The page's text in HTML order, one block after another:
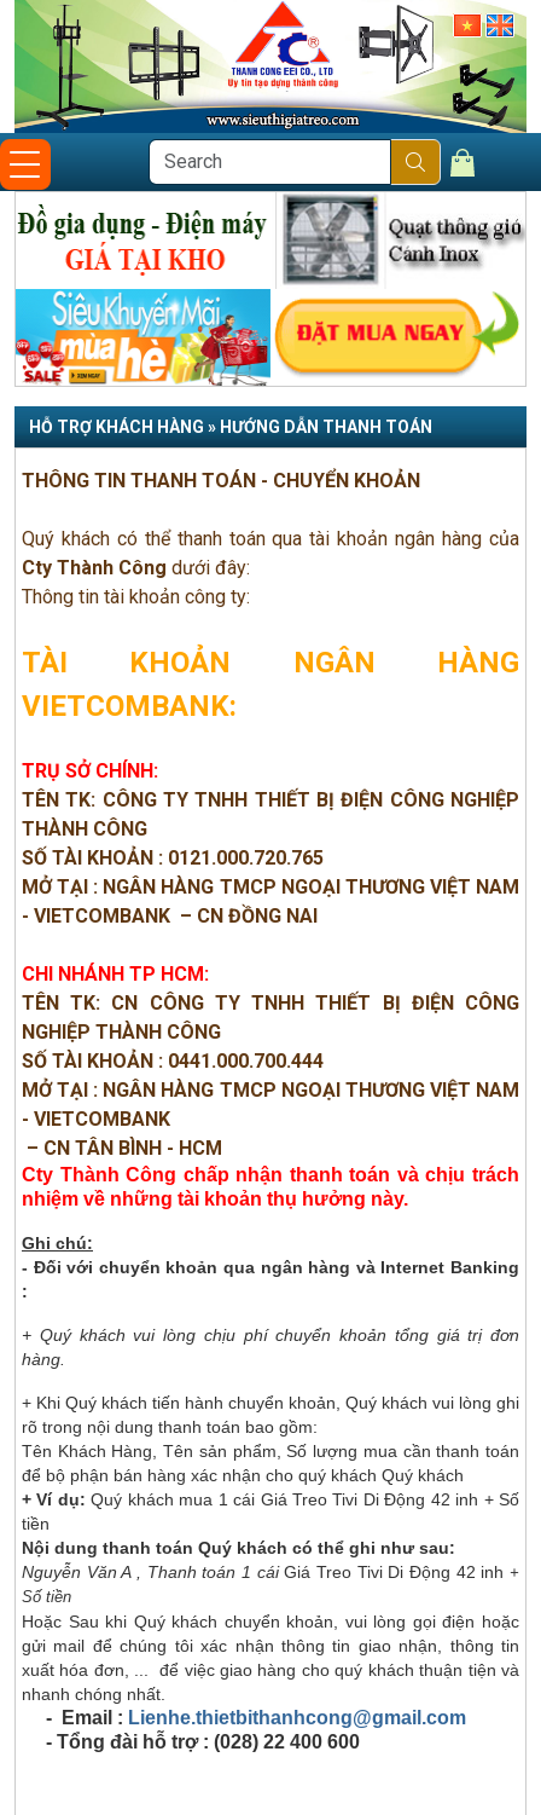
HỖ TRỢ KHÁCH HÀNG » HƯỚNG DẪN THANH TOÁN
THÔNG TIN THANH TOÁN - CHUYỂN KHOẢN
Quý khách có thể thanh toán qua tài khoản ngân hàng của
Cty Thành Công dưới đây:
Thông tin tài khoản công ty:
TÀI KHOẢN NGÂN HÀNG
VIETCOMBANK:
TRỤ SỞ CHÍNH:
TÊN TK: CÔNG TY TNHH THIẾT BỊ ĐIỆN CÔNG NGHIỆP
THÀNH CÔNG
SỐ TÀI KHOẢN : 0121.000.720.765
MỞ TẠI : NGÂN HÀNG TMCP NGOẠI THƯƠNG VIỆT NAM
- VIETCOMBANK – CN ĐỒNG NAI
​CHI NHÁNH TP HCM:
TÊN TK: CN CÔNG TY TNHH THIẾT BỊ ĐIỆN CÔNG
NGHIỆP THÀNH CÔNG
SỐ TÀI KHOẢN : 0441.000.700.444
MỞ TẠI : NGÂN HÀNG TMCP NGOẠI THƯƠNG VIỆT NAM
- VIETCOMBANK
– CN TÂN BÌNH - HCM
Cty Thành Công chấp nhận thanh toán và chịu trách
nhiệm về những tài khoản thụ hưởng này.
Ghi chú:
- Đối với chuyển khoản qua ngân hàng và Internet Banking
:
+ Quý khách vui lòng chịu phí chuyển khoản tổng giá trị đơn
hàng.
+ Khi Quý khách tiến hành chuyển khoản, Quý khách vui lòng ghi
rõ trong nội dung thanh toán bao gồm:
Tên Khách Hàng, Tên sản phẩm, Số lượng mua cần thanh toán
để bộ phận bán hàng xác nhận cho quý khách Quý khách
+ Ví dụ: Quý khách mua 1 cái Giá Treo Tivi Di Động 42 inh + Số
tiền
Nội dung thanh toán Quý khách có thể ghi như sau:
Nguyễn Văn A , Thanh toán 1 cáiGiá Treo Tivi Di Động 42 inh +
Số tiền
Hoặc Sau khi Quý khách chuyển khoản, vui lòng gọi điện hoặc
gửi mail để chúng tôi xác nhận thông tin giao nhận, thông tin
xuất hóa đơn, ... để việc giao hàng cho quý khách thuận tiện và
nhanh chóng nhất.
- Email : Lienhe.thietbithanhcong@gmail.com
- Tổng đài hỗ trợ : (028) 22 400 600